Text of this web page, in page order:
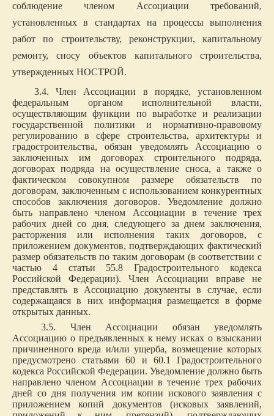
соблюдение членом Ассоциации требований,
установленных в стандартах на процессы выполнения
работ по строительству, реконструкции, капитальному
ремонту, сносу объектов капитального строительства,
утвержденных НОСТРОЙ.
3.4. Член Ассоциации в порядке, установленном
федеральным органом исполнительной власти,
осуществляющим функции по выработке и реализации
государственной политики и нормативно-правовому
регулированию в сфере строительства, архитектуры и
градостроительства, обязан уведомлять Ассоциацию о
заключенных им договорах строительного подряда,
договорах подряда на осуществление сноса, а также о
фактическом совокупном размере обязательств по
договорам, заключенным с использованием конкурентных
способов заключения договоров. Уведомление должно
быть направлено членом Ассоциации в течение трех
рабочих дней со дня, следующего за днем заключения,
расторжения или исполнения таких договоров, с
приложением документов, подтверждающих фактический
размер обязательств по таким договорам (в соответствии с
частью 4 статьи 55.8 Градостроительного кодекса
Российской Федерации). Член Ассоциации вправе не
представлять в Ассоциацию документы в случае, если
содержащаяся в них информация размещается в форме
открытых данных.
3.5. Член Ассоциации обязан уведомлять
Ассоциацию о предъявленных к нему исках о взыскании
причиненного вреда и/или ущерба, возмещение которых
предусмотрено статьями 60 и 60.1 Градостроительного
кодекса Российской Федерации. Уведомление должно быть
направлено членом Ассоциации в течение трех рабочих
дней со дня получения им копии искового заявления с
приложением копий документов (исковых заявлений,